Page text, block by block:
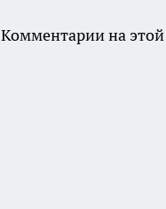
Комментарии на